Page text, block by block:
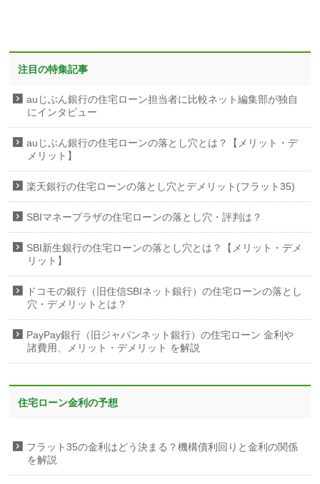
注目の特集記事
auじぶん銀行の住宅ローン担当者に比較ネット編集部が独自
にインタビュー
auじぶん銀行の住宅ローンの落とし穴とは？【メリット・デ
メリット】
楽天銀行の住宅ローンの落とし穴とデメリット(フラット35)
SBIマネープラザの住宅ローンの落とし穴・評判は？
SBI新生銀行の住宅ローンの落とし穴とは？【メリット・デメ
リット】
ドコモの銀行（旧住信SBIネット銀行）の住宅ローンの落とし
穴・デメリットとは？
PayPay銀行（旧ジャパンネット銀行）の住宅ローン 金利や
諸費用、メリット・デメリット を解説
住宅ローン金利の予想
フラット35の金利はどう決まる？機構債利回りと金利の関係
を解説